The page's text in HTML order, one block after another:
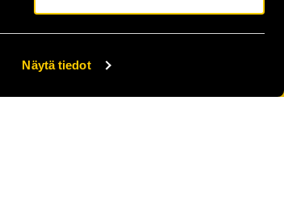
Näytä tiedot